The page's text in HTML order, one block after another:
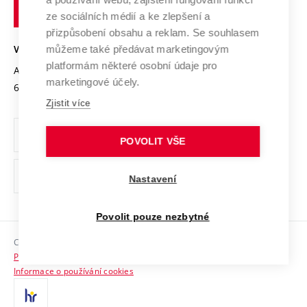
Open Science
Projekty
Projekty ze strukturálních fondů
Specifický výzkum
Mezinárodní dohody
Univerzitní sítě
Podnikavá univerzita / ContriBUTe
Bezpečná univerzita
Vyznamenání
Organizační struktura
Ochrana osobních údajů
odkaz)
Sociální bezpečí
HR Award
Kontakty
technické
VYSOKÉ UČENÍ TECHNICKÉ V BRNĚ
Antonínská 548/1
602 00 Brno
www.vut.cz
vut@vutbr.cz
Copyright © 2026 VUT
Prohlášení o přístupnosti
Informace o používání cookies
ze sociálních médií a ke zlepšení a
přizpůsobení obsahu a reklam. Se souhlasem
můžeme také předávat marketingovým
platformám některé osobní údaje pro
marketingové účely.
Zjistit více
POVOLIT VŠE
Nastavení
Povolit pouze nezbytné